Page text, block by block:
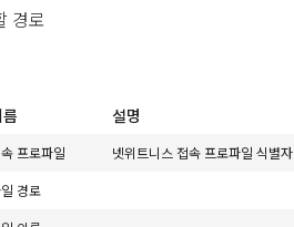
경로
설명
프로파일
넷위트니스 접속 프로파일 식별자
경로